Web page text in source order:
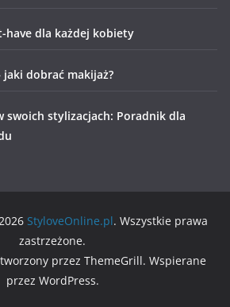
dla każdej kobiety
jaki dobrać makijaż?
swoich stylizacjach: Poradnik dla
StyloveOnline.pl. Wszystkie prawa
zastrzeżone.
przez ThemeGrill. Wspierane
przez WordPress.